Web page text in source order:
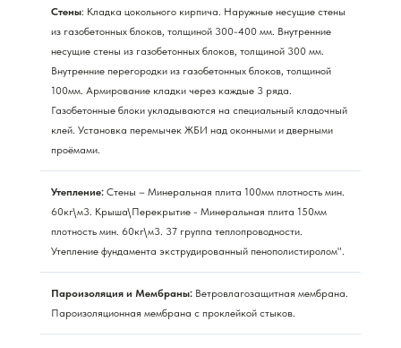
Стены: Кладка цокольного кирпича. Наружные несущие стены
из газобетонных блоков, толщиной 300-400 мм. Внутренние
несущие стены из газобетонных блоков, толщиной 300 мм.
Внутренние перегородки из газобетонных блоков, толщиной
100мм. Армирование кладки через каждые 3 ряда.
Газобетонные блоки укладываются на специальный кладочный
клей. Установка перемычек ЖБИ над оконными и дверными
проёмами.
Утепление: Стены – Минеральная плита 100мм плотность мин.
60кг\м3. Крыша\Перекрытие - Минеральная плита 150мм
плотность мин. 60кг\м3. 37 группа теплопроводности.
Утепление фундамента экструдированный пенополистиролом".
Пароизоляция и Мембраны: Ветровлагозащитная мембрана.
Пароизоляционная мембрана с проклейкой стыков.